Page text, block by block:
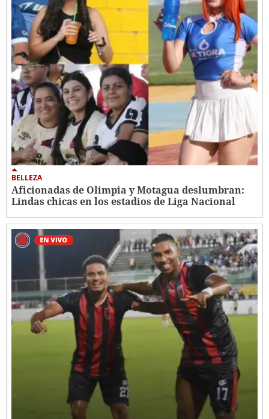
BELLEZA
Aficionadas de Olimpia y Motagua deslumbran:
Lindas chicas en los estadios de Liga Nacional